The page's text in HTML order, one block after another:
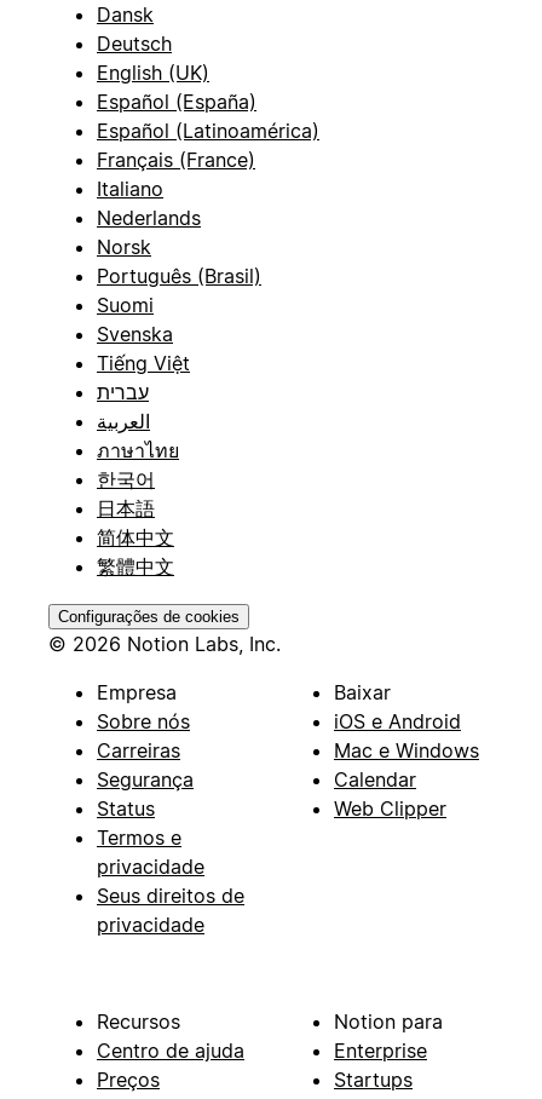
Dansk
Deutsch
English (UK)
Español (España)
Español (Latinoamérica)
Français (France)
Italiano
Nederlands
Norsk
Português (Brasil)
Suomi
Svenska
Tiếng Việt
עברית
العربية
ภาษาไทย
한국어
日本語
简体中文
繁體中文
Configurações de cookies
© 2026 Notion Labs, Inc.
Empresa
Sobre nós
Carreiras
Segurança
Status
Termos e
privacidade
Seus direitos de
privacidade
Baixar
iOS e Android
Mac e Windows
Calendar
Web Clipper
Recursos
Centro de ajuda
Preços
Notion para
Enterprise
Startups